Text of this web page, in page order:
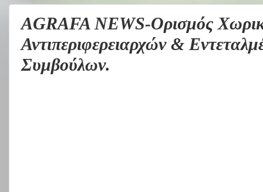
AGRAFA NEWS-Ορισμός
Αντιπεριφερειαρχών &
Συμβούλων.